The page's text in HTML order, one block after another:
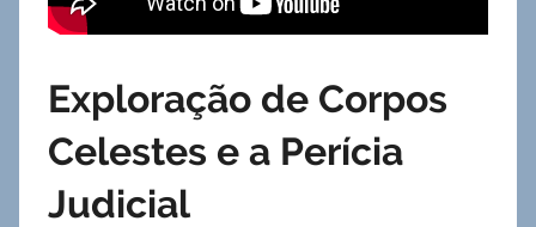
Exploração de Corpos
Celestes e a Perícia
Judicial